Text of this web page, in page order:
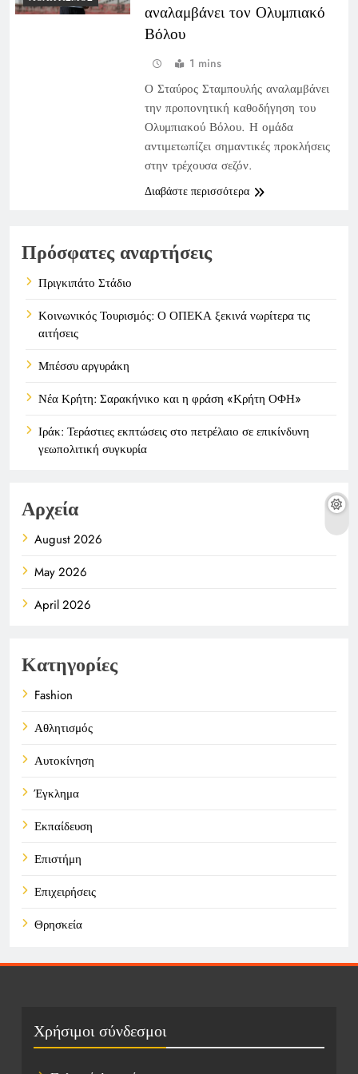
αναλαμβάνει τον Ολυμπιακό
Βόλου
1 mins
Ο Σταύρος Σταμπουλής αναλαμβάνει
την προπονητική καθοδήγηση του
Ολυμπιακού Βόλου. Η ομάδα
αντιμετωπίζει σημαντικές προκλήσεις
στην τρέχουσα σεζόν.
Διαβάστε περισσότερα
Πρόσφατες αναρτήσεις
Πριγκιπάτο Στάδιο
Κοινωνικός Τουρισμός: Ο ΟΠΕΚΑ ξεκινά νωρίτερα τις
αιτήσεις
Μπέσσυ αργυράκη
Νέα Κρήτη: Σαρακήνικο και η φράση «Κρήτη ΟΦΗ»
Ιράκ: Τεράστιες εκπτώσεις στο πετρέλαιο σε επικίνδυνη
γεωπολιτική συγκυρία
Αρχεία
August 2026
May 2026
April 2026
Κατηγορίες
Fashion
Αθλητισμός
Αυτοκίνηση
Έγκλημα
Εκπαίδευση
Επιστήμη
Επιχειρήσεις
Θρησκεία
Πολιτική
Χρήσιμοι σύνδεσμοι